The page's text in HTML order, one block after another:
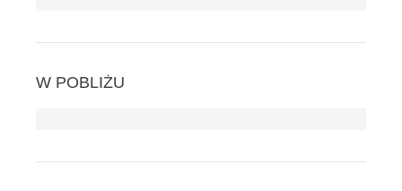
W POBLIŻU